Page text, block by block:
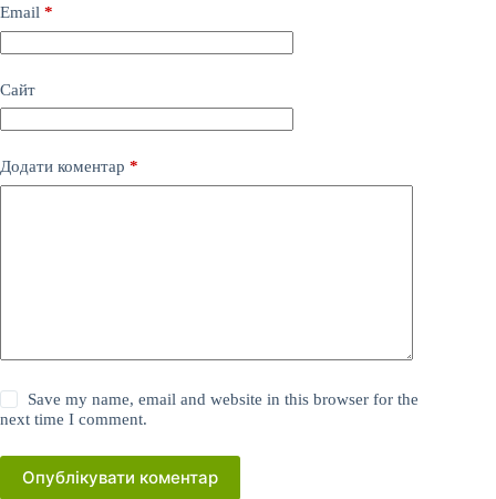
Email *
Сайт
Додати коментар *
Save my name, email and website in this browser for the
next time I comment.
Опублікувати коментар